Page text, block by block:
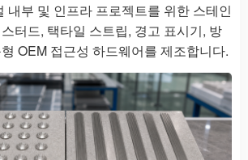
내부 및 인프라 프로젝트를 위한 스테인
터드, 택타일 스트립, 경고 표시기, 방
OEM 접근성 하드웨어를 제조합니다.